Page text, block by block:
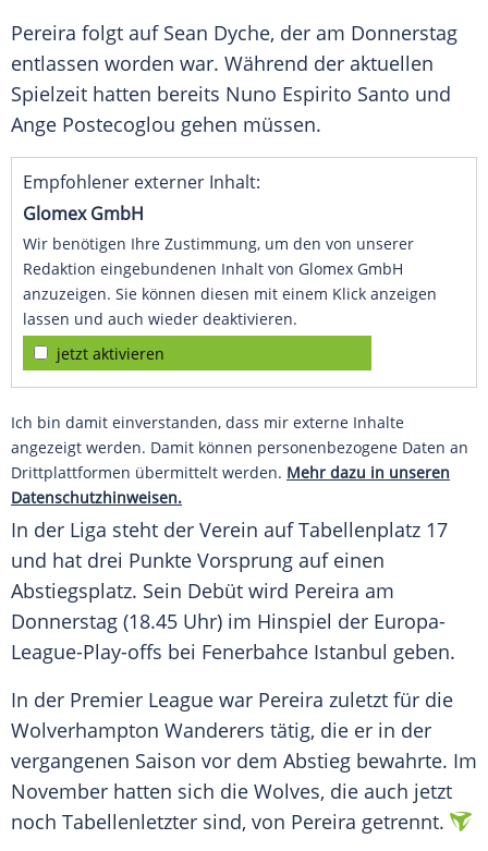
Pereira folgt auf Sean Dyche, der am Donnerstag
entlassen worden war. Während der aktuellen
Spielzeit hatten bereits Nuno Espirito Santo und
Ange Postecoglou gehen müssen.
Empfohlener externer Inhalt:
Glomex GmbH
Wir benötigen Ihre Zustimmung, um den von unserer
Redaktion eingebundenen Inhalt von Glomex GmbH
anzuzeigen. Sie können diesen mit einem Klick anzeigen
lassen und auch wieder deaktivieren.
jetzt aktivieren
Ich bin damit einverstanden, dass mir externe Inhalte
angezeigt werden. Damit können personenbezogene Daten an
Drittplattformen übermittelt werden. Mehr dazu in unseren
Datenschutzhinweisen.
In der Liga steht der Verein auf Tabellenplatz 17
und hat drei Punkte Vorsprung auf einen
Abstiegsplatz. Sein Debüt wird Pereira am
Donnerstag (18.45 Uhr) im Hinspiel der Europa-
League-Play-offs bei Fenerbahce Istanbul geben.
In der Premier League war Pereira zuletzt für die
Wolverhampton Wanderers tätig, die er in der
vergangenen Saison vor dem Abstieg bewahrte. Im
November hatten sich die Wolves, die auch jetzt
noch Tabellenletzter sind, von Pereira getrennt.